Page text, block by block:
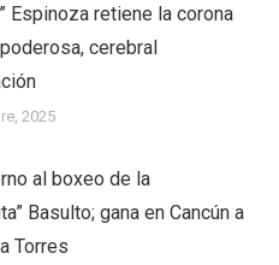
Espinoza retiene la corona
cerebral
2025
al boxeo de la
Basulto; gana en Cancún a
Torres